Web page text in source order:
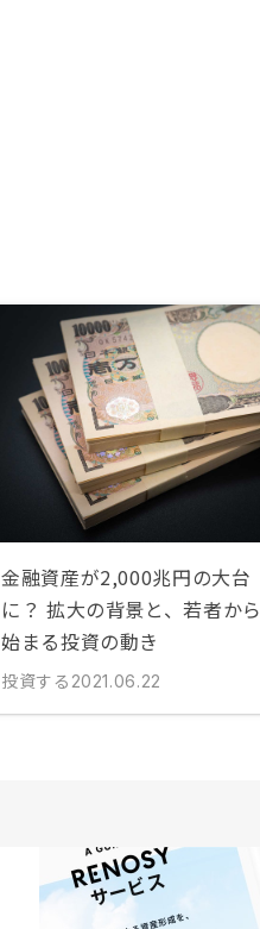
金融資産が2,000兆円の大台
に？ 拡大の背景と、若者から
始まる投資の動き
投資する 2021.06.22